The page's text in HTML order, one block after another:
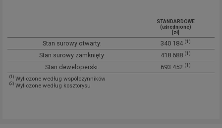
STANDARDOWE
(uśrednione)
[zł]
Stan surowy otwarty: 340 184 (1)
Stan surowy zamknięty: 418 688 (1)
Stan deweloperski: 693 452 (1)
(1) Wyliczone według współczynników
(2) Wyliczone według kosztorysu